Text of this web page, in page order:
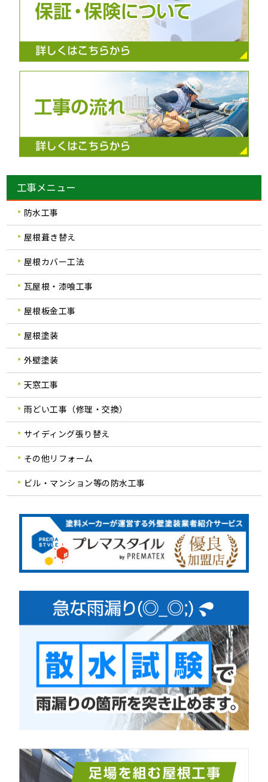
工事メニュー
防水工事
屋根葺き替え
屋根カバー工法
瓦屋根・漆喰工事
屋根板金工事
屋根塗装
外壁塗装
天窓工事
雨どい工事（修理・交換）
サイディング張り替え
その他リフォーム
ビル・マンション等の防水工事